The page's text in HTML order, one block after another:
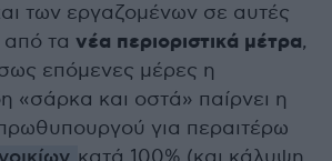
των εργαζομένων σε αυτές
από τα νέα περιοριστικά μέτρα,
επόμενες μέρες η
«σάρκα και οστά» παίρνει η
για περαιτέρω